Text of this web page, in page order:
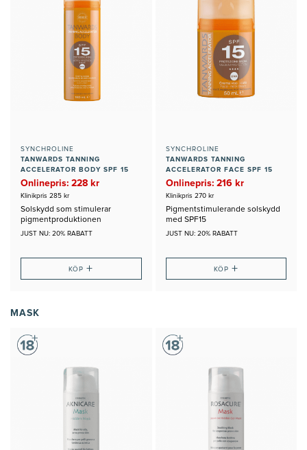
SYNCHROLINE
TANWARDS TANNING
ACCELERATOR BODY SPF 15
Onlinepris: 228 kr
Klinikpris 285 kr
Solskydd som stimulerar
pigmentproduktionen
JUST NU: 20% RABATT
KÖP+
SYNCHROLINE
TANWARDS TANNING
ACCELERATOR FACE SPF 15
Onlinepris: 216 kr
Klinikpris 270 kr
Pigmentstimulerande solskydd
med SPF15
JUST NU: 20% RABATT
KÖP +
MASK